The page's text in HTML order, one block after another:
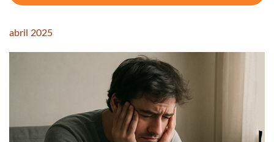
abril 2025